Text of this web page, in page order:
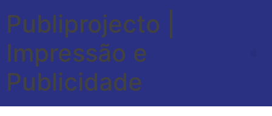
Publiprojecto |
Impressão e
Publicidade